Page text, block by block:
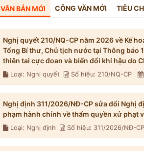
VĂN BẢN MỚI CÔNG VĂN MỚI TIÊU
Nghị quyết 210/NQ-CP năm 2026 về Kế
Tổng Bí thư, Chủ tịch nước tại Thông báo
thiên tai cực đoan và biến đổi khí hậu do
Loại: Nghị quyết Số hiệu: 210/NQ-CP
Nghị định 311/2026/NĐ-CP sửa đổi Nghị
phạm hành chính về thẩm quyền xử phạt
Loại: Nghị định Số hiệu: 311/2026/NĐ-CP